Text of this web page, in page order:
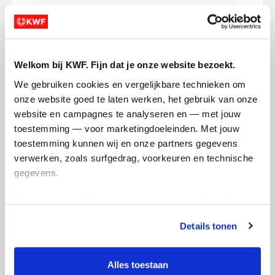
Welkom bij KWF. Fijn dat je onze website bezoekt.
We gebruiken cookies en vergelijkbare technieken om
onze website goed te laten werken, het gebruik van onze
website en campagnes te analyseren en — met jouw
toestemming — voor marketingdoeleinden. Met jouw
toestemming kunnen wij en onze partners gegevens
verwerken, zoals surfgedrag, voorkeuren en technische
gegevens.
tonen. Je kunt je toestemming op elk moment wijzigen of
intrekken via Cookie instellingen onderaan de pagina. De
lijst met cookies is te vinden in het tabblad “details”.
Details tonen
Alles toestaan